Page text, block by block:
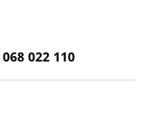
068 022 110